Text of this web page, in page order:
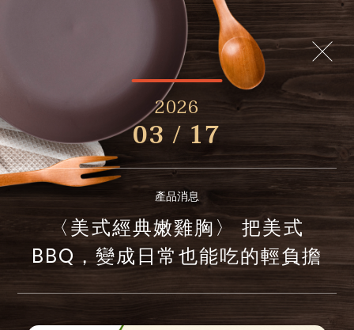
2026
03 / 17
產品消息
〈美式經典嫩雞胸〉 把美式
BBQ，變成日常也能吃的輕負擔